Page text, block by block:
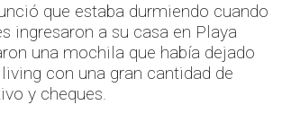
que estaba durmiendo cuando
ingresaron a su casa en Playa
una mochila que había dejado
con una gran cantidad de
y cheques.